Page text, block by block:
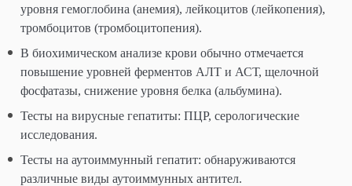
уровня гемоглобина (анемия), лейкоцитов (лейкопения),
тромбоцитов (тромбоцитопения).
В биохимическом анализе крови обычно отмечается
повышение уровней ферментов АЛТ и АСТ, щелочной
фосфатазы, снижение уровня белка (альбумина).
Тесты на вирусные гепатиты: ПЦР, серологические
исследования.
Тесты на аутоиммунный гепатит: обнаруживаются
различные виды аутоиммунных антител.